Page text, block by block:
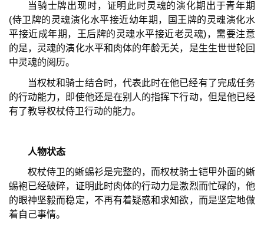
当骑士牌出现时，证明此时灵魂的演化期出于青年期
(侍卫牌的灵魂演化水平接近幼年期，国王牌的灵魂演化水
平接近成年期，王后牌的灵魂水平接近老灵魂)，需要注意
的是，灵魂的演化水平和肉体的年龄无关，是生生世世轮回
中灵魂的阅历。
当权杖和骑士结合时，代表此时在他已经有了完成任务
的行动能力，即使他还是在别人的指挥下行动，但是他已经
有了教导权杖侍卫行动的能力。
人物状态
权杖侍卫的蜥蜴衫是完整的，而权杖骑士铠甲外面的蜥
蜴袍已经破碎，证明此时肉体的行动力是激烈而忙碌的，他
的眼神坚毅而稳定，不再有着疑惑和求知欲，而是坚定地做
着自己事情。